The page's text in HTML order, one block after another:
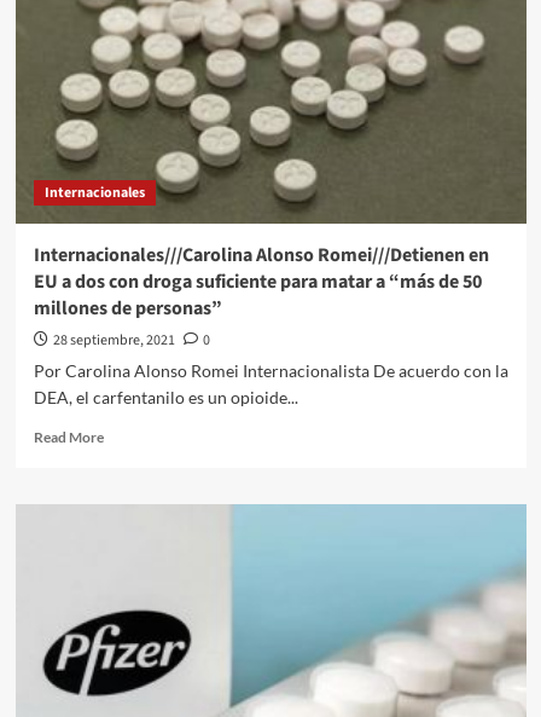
plan
de
reactivación
económica
en
creación
de
Internacionales
Internacionales///Carolina Alonso Romei///Detienen en
EU a dos con droga suficiente para matar a “más de 50
millones de personas”
28 septiembre, 2021
0
Por Carolina Alonso Romei Internacionalista De acuerdo con la
DEA, el carfentanilo es un opioide...
Read MoreRead
Internacionales///Carolina
a
dos
con
droga